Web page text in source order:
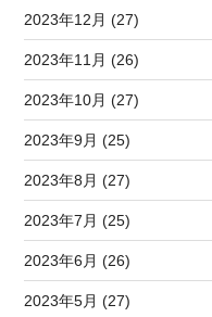
2023年12月 (27)
2023年11月 (26)
2023年10月 (27)
2023年9月 (25)
2023年8月 (27)
2023年7月 (25)
2023年6月 (26)
2023年5月 (27)